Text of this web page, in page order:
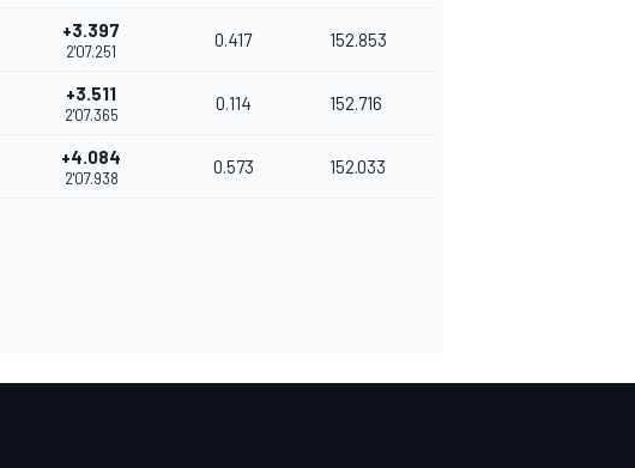
+3.397
2'07.251
0.417 152.853
+3.511
2'07.365
0.114 152.716
+4.084
2'07.938
0.573 152.033